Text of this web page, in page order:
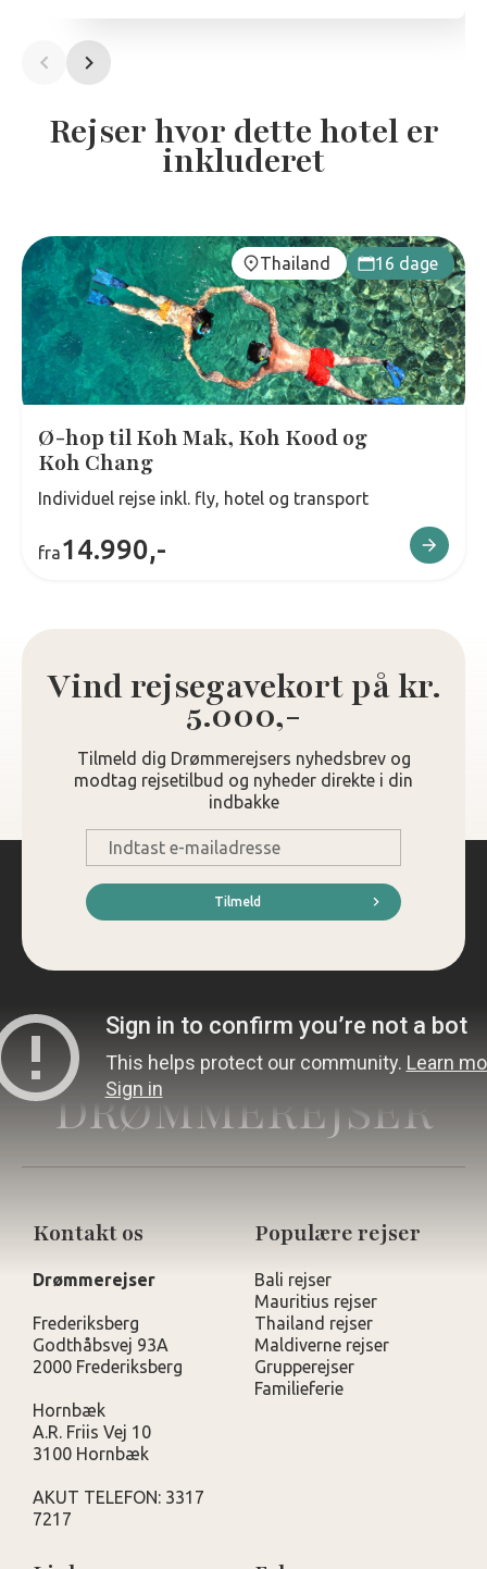
Rejser hvor dette hotel er
inkluderet
Thailand 16 dage
Ø-hop til Koh Mak, Koh Kood og
Koh Chang
Individuel rejse inkl. fly, hotel og transport
fra14.990,-
Vind rejsegavekort på kr.
5.000,-
Tilmeld dig Drømmerejsers nyhedsbrev og
modtag rejsetilbud og nyheder direkte i din
indbakke
mail
*
Tilmeld
DRØMMEREJSER
Kontakt os
Drømmerejser
Frederiksberg
Godthåbsvej 93A
2000 Frederiksberg
Hornbæk
A.R. Friis Vej 10
3100 Hornbæk
AKUT TELEFON: 3317
7217
Populære rejser
Bali rejser
Mauritius rejser
Thailand rejser
Maldiverne rejser
Grupperejser
Familieferie